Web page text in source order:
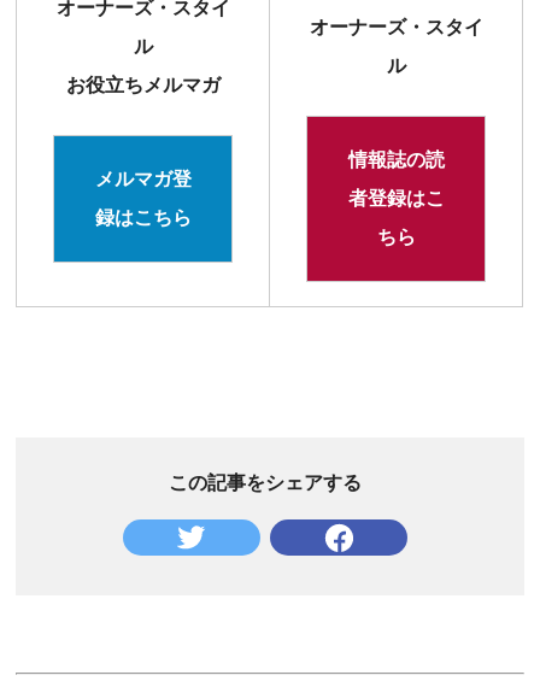
オーナーズ・スタイ
ル
お役立ちメルマガ
メルマガ登
録はこちら
オーナーズ・スタイ
ル
情報誌の読
者登録はこ
ちら
この記事をシェアする